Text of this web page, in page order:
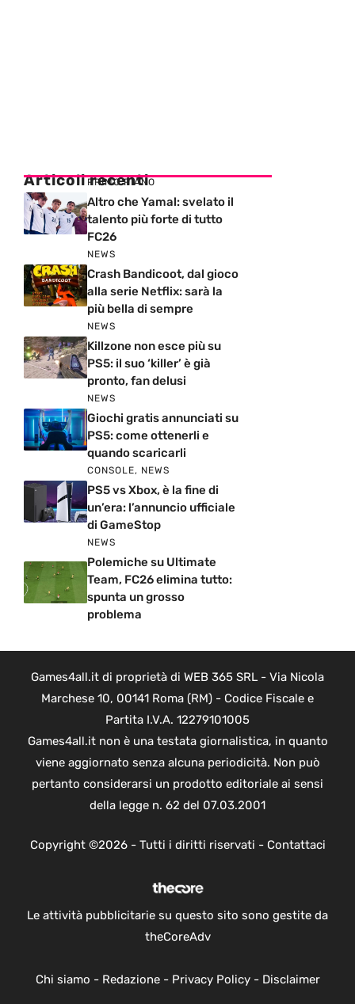
Articoli recenti
PRIMO PIANO
Altro che Yamal: svelato il
talento più forte di tutto
FC26
NEWS
Crash Bandicoot, dal gioco
alla serie Netflix: sarà la
più bella di sempre
NEWS
Killzone non esce più su
PS5: il suo ‘killer’ è già
pronto, fan delusi
NEWS
Giochi gratis annunciati su
PS5: come ottenerli e
quando scaricarli
CONSOLE, NEWS
PS5 vs Xbox, è la fine di
un’era: l’annuncio ufficiale
di GameStop
NEWS
Polemiche su Ultimate
Team, FC26 elimina tutto:
spunta un grosso
problema
Games4all.it di proprietà di WEB 365 SRL - Via Nicola
Marchese 10, 00141 Roma (RM) - Codice Fiscale e
Partita I.V.A. 12279101005
Games4all.it non è una testata giornalistica, in quanto
viene aggiornato senza alcuna periodicità. Non può
pertanto considerarsi un prodotto editoriale ai sensi
della legge n. 62 del 07.03.2001
Copyright ©2026 - Tutti i diritti riservati - Contattaci
Le attività pubblicitarie su questo sito sono gestite da
theCoreAdv
Chi siamo - Redazione- Privacy Policy- Disclaimer